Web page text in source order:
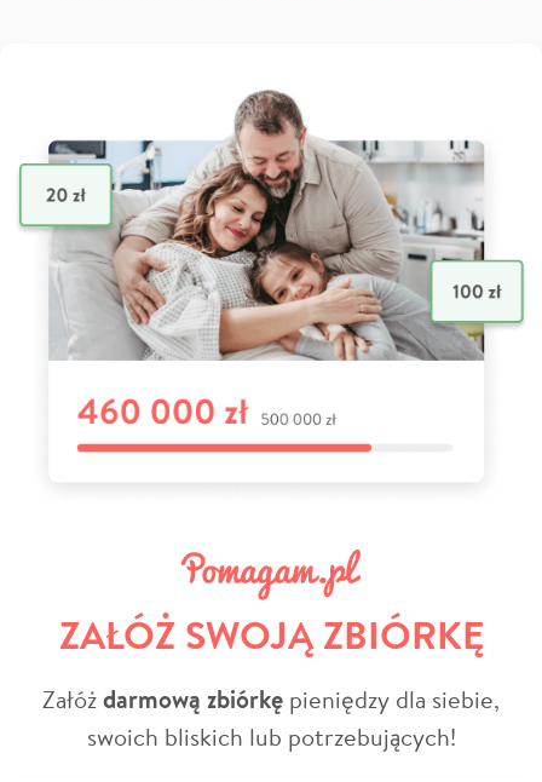
ZAŁÓŻ SWOJĄ ZBIÓRKĘ
Załóżdarmową zbiórkę pieniędzy dla siebie,
swoich bliskich lub potrzebujących!